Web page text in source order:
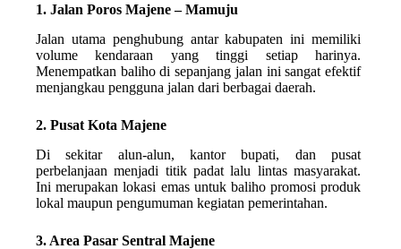
1. Jalan Poros Majene – Mamuju
Jalan utama penghubung antar kabupaten ini memiliki
volume kendaraan yang tinggi setiap harinya.
Menempatkan baliho di sepanjang jalan ini sangat efektif
menjangkau pengguna jalan dari berbagai daerah.
2. Pusat Kota Majene
Di sekitar alun-alun, kantor bupati, dan pusat
perbelanjaan menjadi titik padat lalu lintas masyarakat.
Ini merupakan lokasi emas untuk baliho promosi produk
lokal maupun pengumuman kegiatan pemerintahan.
3. Area Pasar Sentral Majene